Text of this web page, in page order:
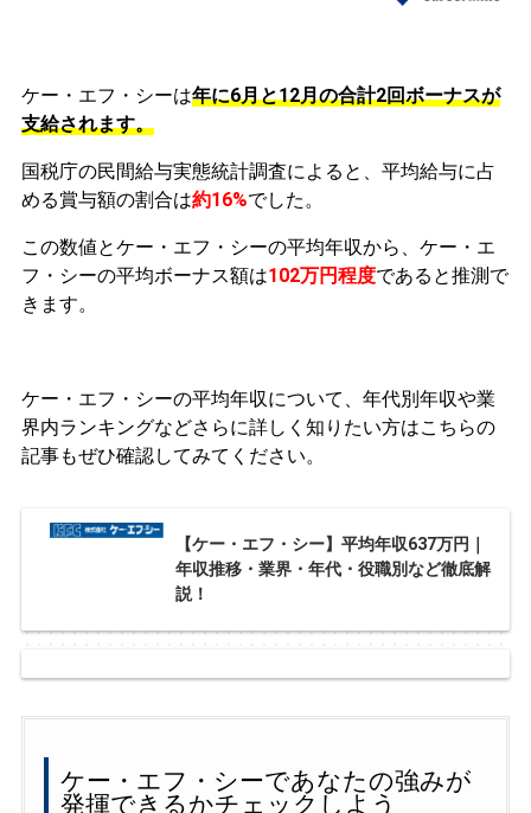
ケー・エフ・シーは年に6月と12月の合計2回ボーナスが
支給されます。
国税庁の民間給与実態統計調査によると、平均給与に占
める賞与額の割合は約16%でした。
この数値とケー・エフ・シーの平均年収から、ケー・エ
フ・シーの平均ボーナス額は102万円程度であると推測で
きます。
ケー・エフ・シーの平均年収について、年代別年収や業
界内ランキングなどさらに詳しく知りたい方はこちらの
記事もぜひ確認してみてください。
【ケー・エフ・シー】平均年収637万円｜
年収推移・業界・年代・役職別など徹底解
説！
ケー・エフ・シーであなたの強みが
発揮できるかチェックしよう